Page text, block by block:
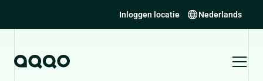
Inloggen locatie Nederlands